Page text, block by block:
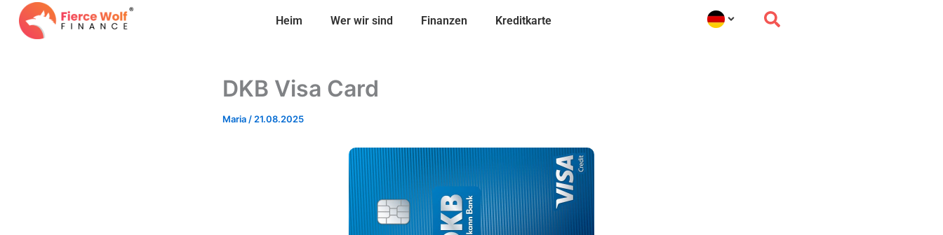
Skip
Heim Wer wir sind Finanzen Kreditkarte
DKB Visa Card
Maria / 21.08.2025